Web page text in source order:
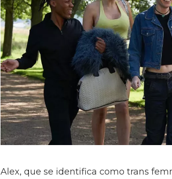
Alex, que se identifica como trans